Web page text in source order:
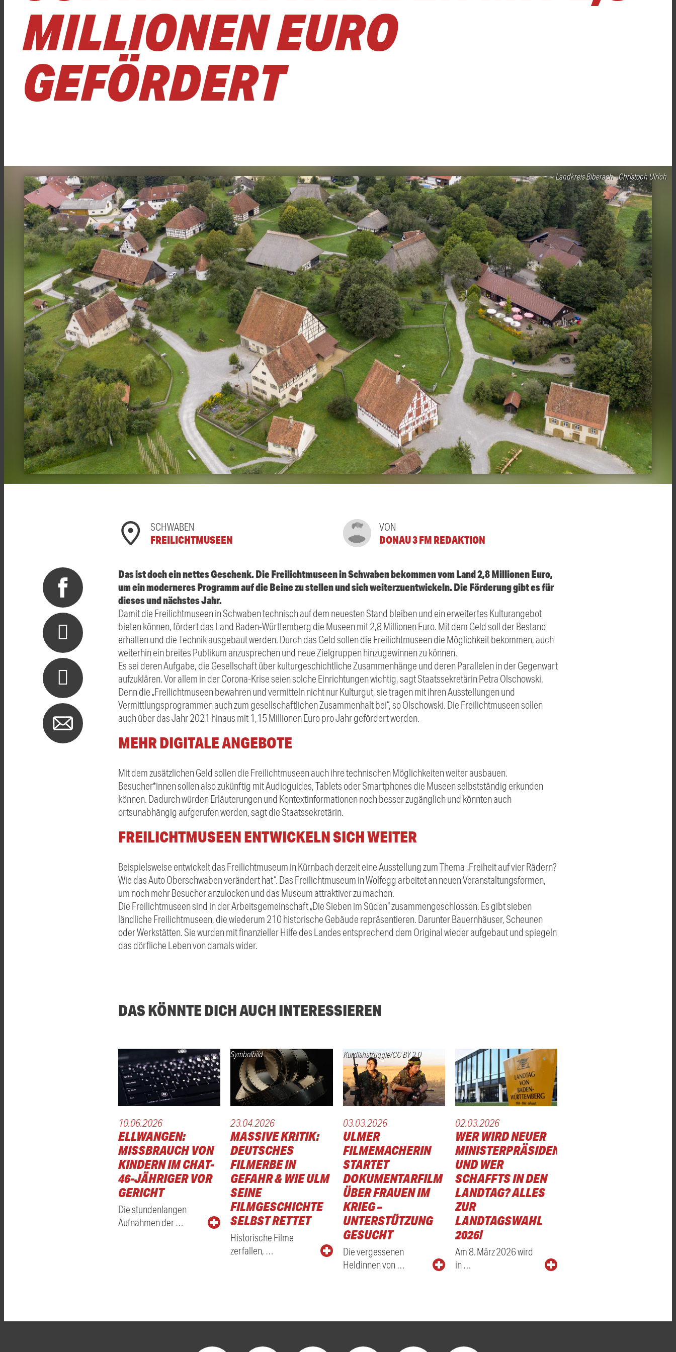
MILLIONEN EURO
GEFÖRDERT
Landkreis Biberach - Christoph Ulrich
SCHWABEN
FREILICHTMUSEEN
VON
DONAU 3 FM REDAKTION
Das ist doch ein nettes Geschenk. Die Freilichtmuseen in Schwaben bekommen vom Land 2,8 Millionen Euro,
um ein moderneres Programm auf die Beine zu stellen und sich weiterzuentwickeln. Die Förderung gibt es für
dieses und nächstes Jahr.
Damit die Freilichtmuseen in Schwaben technisch auf dem neuesten Stand bleiben und ein erweitertes Kulturangebot
bieten können, fördert das Land Baden-Württemberg die Museen mit 2,8 Millionen Euro. Mit dem Geld soll der Bestand
erhalten und die Technik ausgebaut werden. Durch das Geld sollen die Freilichtmuseen die Möglichkeit bekommen, auch
weiterhin ein breites Publikum anzusprechen und neue Zielgruppen hinzugewinnen zu können.
Es sei deren Aufgabe, die Gesellschaft über kulturgeschichtliche Zusammenhänge und deren Parallelen in der Gegenwart
aufzuklären. Vor allem in der Corona-Krise seien solche Einrichtungen wichtig, sagt Staatssekretärin Petra Olschowski.
Denn die „Freilichtmuseen bewahren und vermitteln nicht nur Kulturgut, sie tragen mit ihren Ausstellungen und
Vermittlungsprogrammen auch zum gesellschaftlichen Zusammenhalt bei“, so Olschowski. Die Freilichtmuseen sollen
auch über das Jahr 2021 hinaus mit 1,15 Millionen Euro pro Jahr gefördert werden.
MEHR DIGITALE ANGEBOTE
Mit dem zusätzlichen Geld sollen die Freilichtmuseen auch ihre technischen Möglichkeiten weiter ausbauen.
Besucher*innen sollen also zukünftig mit Audioguides, Tablets oder Smartphones die Museen selbstständig erkunden
können. Dadurch würden Erläuterungen und Kontextinformationen noch besser zugänglich und könnten auch
ortsunabhängig aufgerufen werden, sagt die Staatssekretärin.
FREILICHTMUSEEN ENTWICKELN SICH WEITER
Beispielsweise entwickelt das Freilichtmuseum in Kürnbach derzeit eine Ausstellung zum Thema „Freiheit auf vier Rädern?
Wie das Auto Oberschwaben verändert hat“. Das Freilichtmuseum in Wolfegg arbeitet an neuen Veranstaltungsformen,
um noch mehr Besucher anzulocken und das Museum attraktiver zu machen.
Die Freilichtmuseen sind in der Arbeitsgemeinschaft „Die Sieben im Süden“ zusammengeschlossen. Es gibt sieben
ländliche Freilichtmuseen, die wiederum 210 historische Gebäude repräsentieren. Darunter Bauernhäuser, Scheunen
oder Werkstätten. Sie wurden mit finanzieller Hilfe des Landes entsprechend dem Original wieder aufgebaut und spiegeln
das dörfliche Leben von damals wider.
DAS KÖNNTE DICH AUCH INTERESSIEREN
10.06.2026
ELLWANGEN:
MISSBRAUCH VON
KINDERN IM CHAT-
46-JÄHRIGER VOR
GERICHT
Die stundenlangen
Aufnahmen der …
Symbolbild
23.04.2026
MASSIVE KRITIK:
DEUTSCHES
FILMERBE IN
GEFAHR & WIE ULM
SEINE
FILMGESCHICHTE
SELBST RETTET
Historische Filme
zerfallen, …
Kurdishstruggle/CC BY 2.0
03.03.2026
ULMER
FILMEMACHERIN
STARTET
DOKUMENTARFILM
ÜBER FRAUEN IM
KRIEG –
UNTERSTÜTZUNG
GESUCHT
Die vergessenen
Heldinnen von …
02.03.2026
WER WIRD NEUER
MINISTERPRÄSIDENT
UND WER
SCHAFFTS IN DEN
LANDTAG? ALLES
ZUR
LANDTAGSWAHL
2026!
Am 8. März 2026 wird
in …